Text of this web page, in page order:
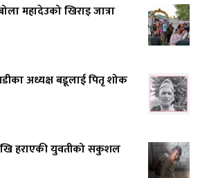
महादेउको खिराइ जात्रा
अध्यक्ष बडूलाई पितृ शोक
हराएकी युवतीको सकुशल